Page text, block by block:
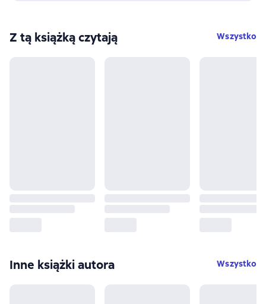
Z tą książką czytają Wszystko
Inne książki autora Wszystko